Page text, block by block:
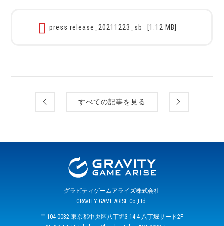
press release_20211223_sb [1.12 MB]
すべての記事を見る
グラビティゲームアライズ株式会社
GRAVITY GAME ARISE Co.,Ltd.
〒104-0032 東京都中央区八丁堀3-14-4 八丁堀サード2F